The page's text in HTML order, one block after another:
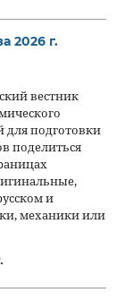
2026 г.
вестник
для подготовки
поделиться
и
механики или